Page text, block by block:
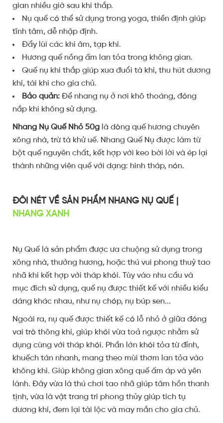
gian nhiều giờ sau khi thắp.
Nụ quế có thể sử dụng trong yoga, thiền định giúp
tĩnh tâm, dễ nhập định.
Đẩy lùi các khí âm, tạp khí.
Hương quế nồng ấm lan tỏa trong không gian.
Quế nụ khi thắp giúp xua đuổi tà khí, thu hút dương
khí, tài khí cho gia chủ.
Bảo quản: Để nhang nụ ở nơi khô thoáng, đóng
nắp khi không sử dụng.
Nhang Nụ Quế Nhỏ 50g là dòng quế hương chuyên
xông nhà, trừ tà khử uế. Nhang Quế Nụ được làm từ
bột quế nguyên chất, kết hợp với keo bời lời và ép lại
thành những viên quế với dạng: hình tháp, nón.
ĐÔI NÉT VỀ SẢN PHẨM NHANG NỤ QUẾ |
NHANG XANH
Nụ Quế là sản phẩm được ưa chuộng sử dụng trong
xông nhà, thưởng hương, hoặc thú vui phong thuỷ tao
nhã khi kết hợp với tháp khói. Tùy vào nhu cầu và
mục đích sử dụng, quế nụ được thiết kế với nhiều kiểu
dáng khác nhau, như nụ chóp, nụ búp sen...
Ngoài ra, nụ quế được thiết kế có lỗ nhỏ ở giữa đóng
vai trò thông khí, giúp khói vừa toả ngược nhằm sử
dụng cùng với tháp khói. Phần lớn khói tỏa từ đỉnh,
khuếch tán nhanh, mang theo mùi thơm lan tỏa vào
không khí. Giúp không gian xông quế ấm áp và yên
lành. Đây vừa là thú chơi tao nhã giúp tâm hồn thanh
tịnh, vừa là vật trang trí phong thủy giúp tích tụ
dương khí, đem lại tài lộc và may mắn cho gia chủ.